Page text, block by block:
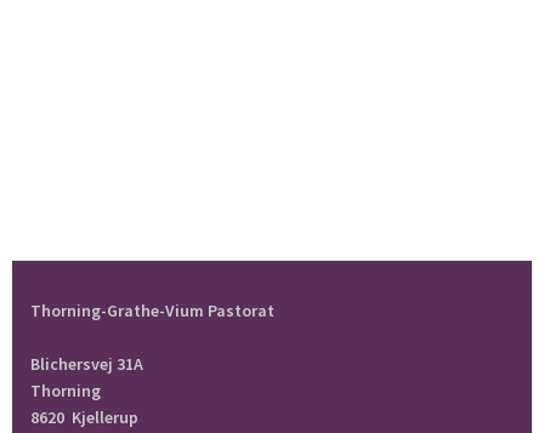
Thorning-Grathe-Vium Pastorat
Blichersvej 31A
Thorning
8620 Kjellerup